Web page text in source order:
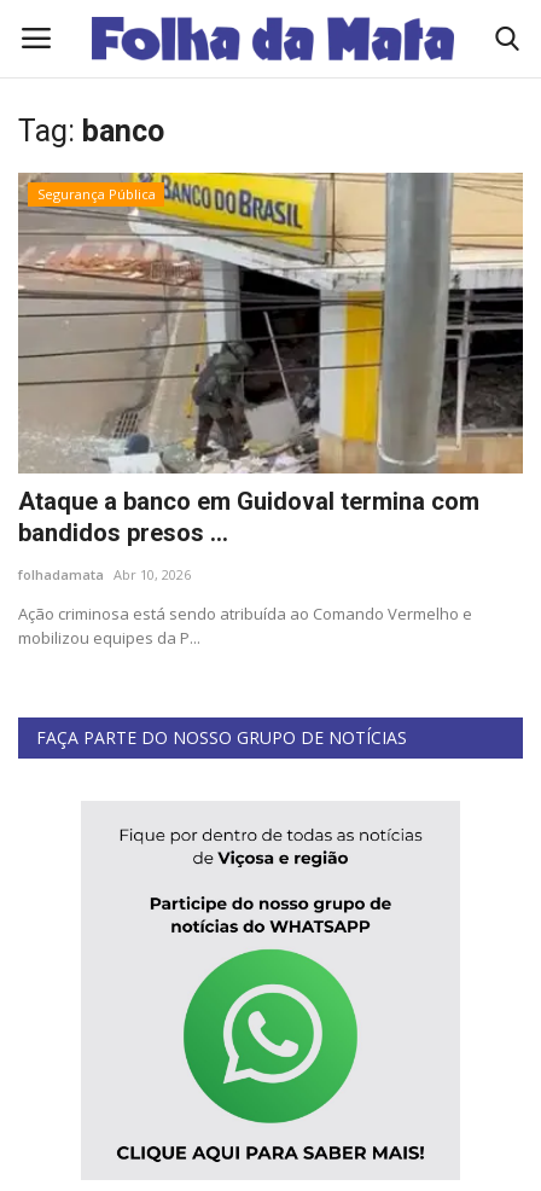
Como Anunciar
Contato
Eleições 2026
Edições Diárias - NOTÍCIAS DO DIA
Polícia/Acidente
Viçosa
Oportunidade
Tag: banco
Segurança Pública
Ataque a banco em Guidoval termina com
bandidos presos ...
folhadamata Abr 10, 2026
Ação criminosa está sendo atribuída ao Comando Vermelho e
mobilizou equipes da P...
FAÇA PARTE DO NOSSO GRUPO DE NOTÍCIAS